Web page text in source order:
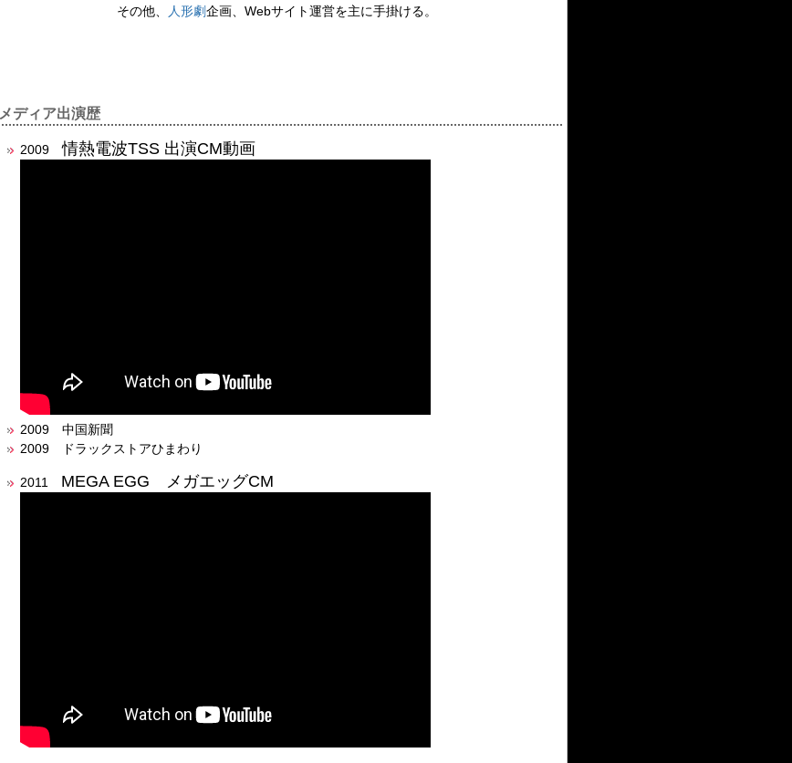
その他、
人形劇企画、Webサイト運営を主に手掛ける。
メディア出演歴
2009情熱電波TSS 出演CM動画
2009 中国新聞
2009 ドラックストアひまわり
2011 MEGA EGG メガエッグCM